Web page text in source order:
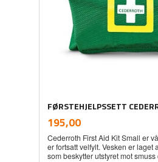
FØRSTEHJELPSSETT
Pris
195,00mva.
Cederroth First Aid Kit Small er
er fortsatt velfylt. Vesken er laget
som beskytter utstyret mot smuss